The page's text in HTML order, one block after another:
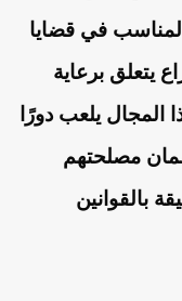
في قضايا
يتعلق برعاية
يلعب دورًا
مصلحتهم
بالقوانين